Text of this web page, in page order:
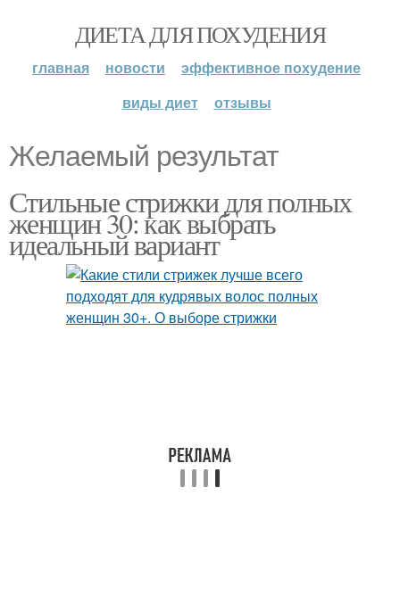
ДИЕТА ДЛЯ ПОХУДЕНИЯ
главная новости
эффективное похудение
виды диет
отзывы
Желаемый результат
Стильные стрижки для полных
женщин 30: как выбрать
идеальный вариант